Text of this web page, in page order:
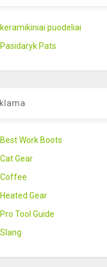
keramikiniai puodeliai
Pasidaryk Pats
Best Work Boots
Cat Gear
Coffee
Heated Gear
Pro Tool Guide
Slang